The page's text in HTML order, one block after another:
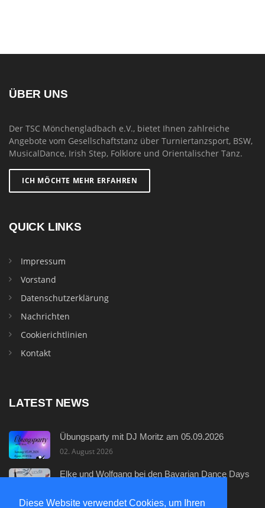
Diese Website verwendet Cookies, um Ihren
ÜBER UNS
Der TSC Mönchengladbach e.V., bietet Ihnen zahlreiche
Angebote vom Gesellschaftstanz über Turniertanzsport, BSW,
MusicalDance, Irish Step, Folklore und Orientalischer Tanz.
ICH MÖCHTE MEHR ERFAHREN
QUICK LINKS
Impressum
Vorstand
Datenschutzerklärung
Nachrichten
Cookierichtlinien
Kontakt
LATEST NEWS
Übungsparty mit DJ Moritz am 05.09.2026
02. August 2026
Elke und Wolfgang bei den Bavarian Dance Days